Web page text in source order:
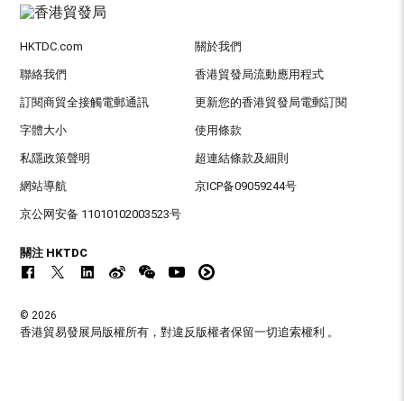
HKTDC.com 關於我們
聯絡我們 香港貿發局流動應用程式
訂閱商貿全接觸電郵通訊 更新您的香港貿發局電郵訂閱
字體大小 使用條款
私隱政策聲明 超連結條款及細則
網站導航 京ICP备09059244号
京公网安备 11010102003523号
關注 HKTDC
© 2026
香港貿易發展局版權所有，對違反版權者保留一切追索權利 。